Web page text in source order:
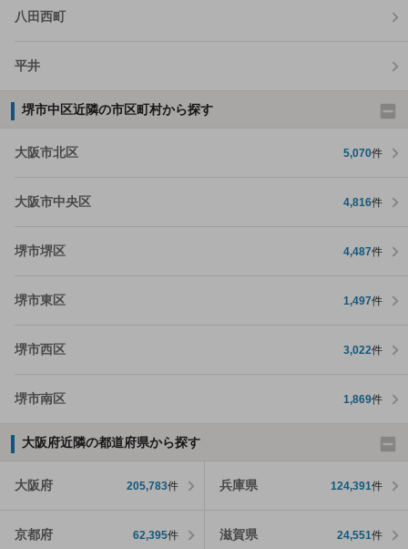
八田西町
平井
堺市中区近隣の市区町村から探す
大阪市北区 5,070件
大阪市中央区 4,816件
堺市堺区 4,487件
堺市東区 1,497件
堺市西区 3,022件
堺市南区 1,869件
大阪府近隣の都道府県から探す
大阪府 205,783件 兵庫県 124,391件
京都府 62,395件 滋賀県 24,551件